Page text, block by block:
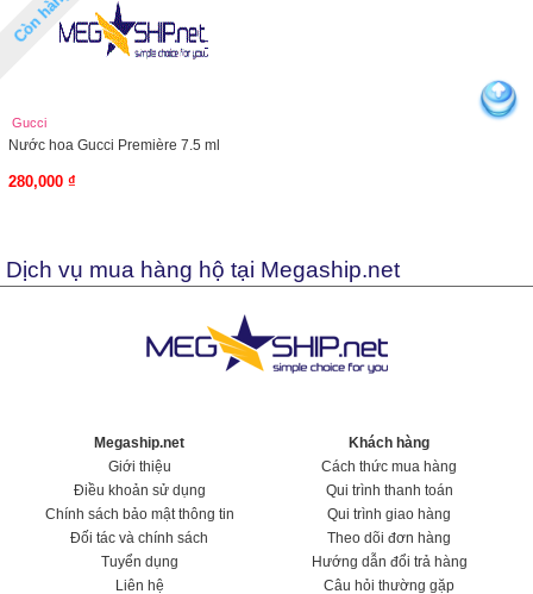
Còn hàng
Gucci
Nước hoa Gucci Première 7.5 ml
280,000 ₫
Dịch vụ mua hàng hộ tại Megaship.net
Megaship.net
Giới thiệu
Điều khoản sử dụng
Chính sách bảo mật thông tin
Đối tác và chính sách
Tuyển dụng
Liên hệ
Khách hàng
Cách thức mua hàng
Qui trình thanh toán
Qui trình giao hàng
Theo dõi đơn hàng
Hướng dẫn đổi trả hàng
Câu hỏi thường gặp